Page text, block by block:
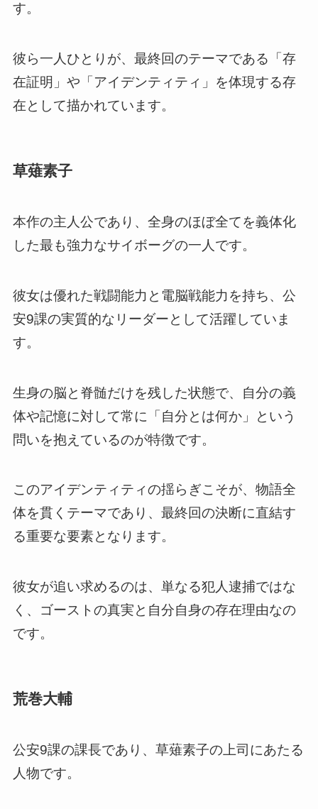
す。
彼ら一人ひとりが、最終回のテーマである「存
在証明」や「アイデンティティ」を体現する存
在として描かれています。
草薙素子
本作の主人公であり、全身のほぼ全てを義体化
した最も強力なサイボーグの一人です。
彼女は優れた戦闘能力と電脳戦能力を持ち、公
安9課の実質的なリーダーとして活躍していま
す。
生身の脳と脊髄だけを残した状態で、自分の義
体や記憶に対して常に「自分とは何か」という
問いを抱えているのが特徴です。
このアイデンティティの揺らぎこそが、物語全
体を貫くテーマであり、最終回の決断に直結す
る重要な要素となります。
彼女が追い求めるのは、単なる犯人逮捕ではな
く、ゴーストの真実と自分自身の存在理由なの
です。
荒巻大輔
公安9課の課長であり、草薙素子の上司にあたる
人物です。